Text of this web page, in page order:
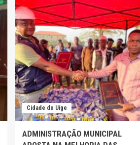
Cidade do Uíge
ADMINISTRAÇÃO MUNICIPAL